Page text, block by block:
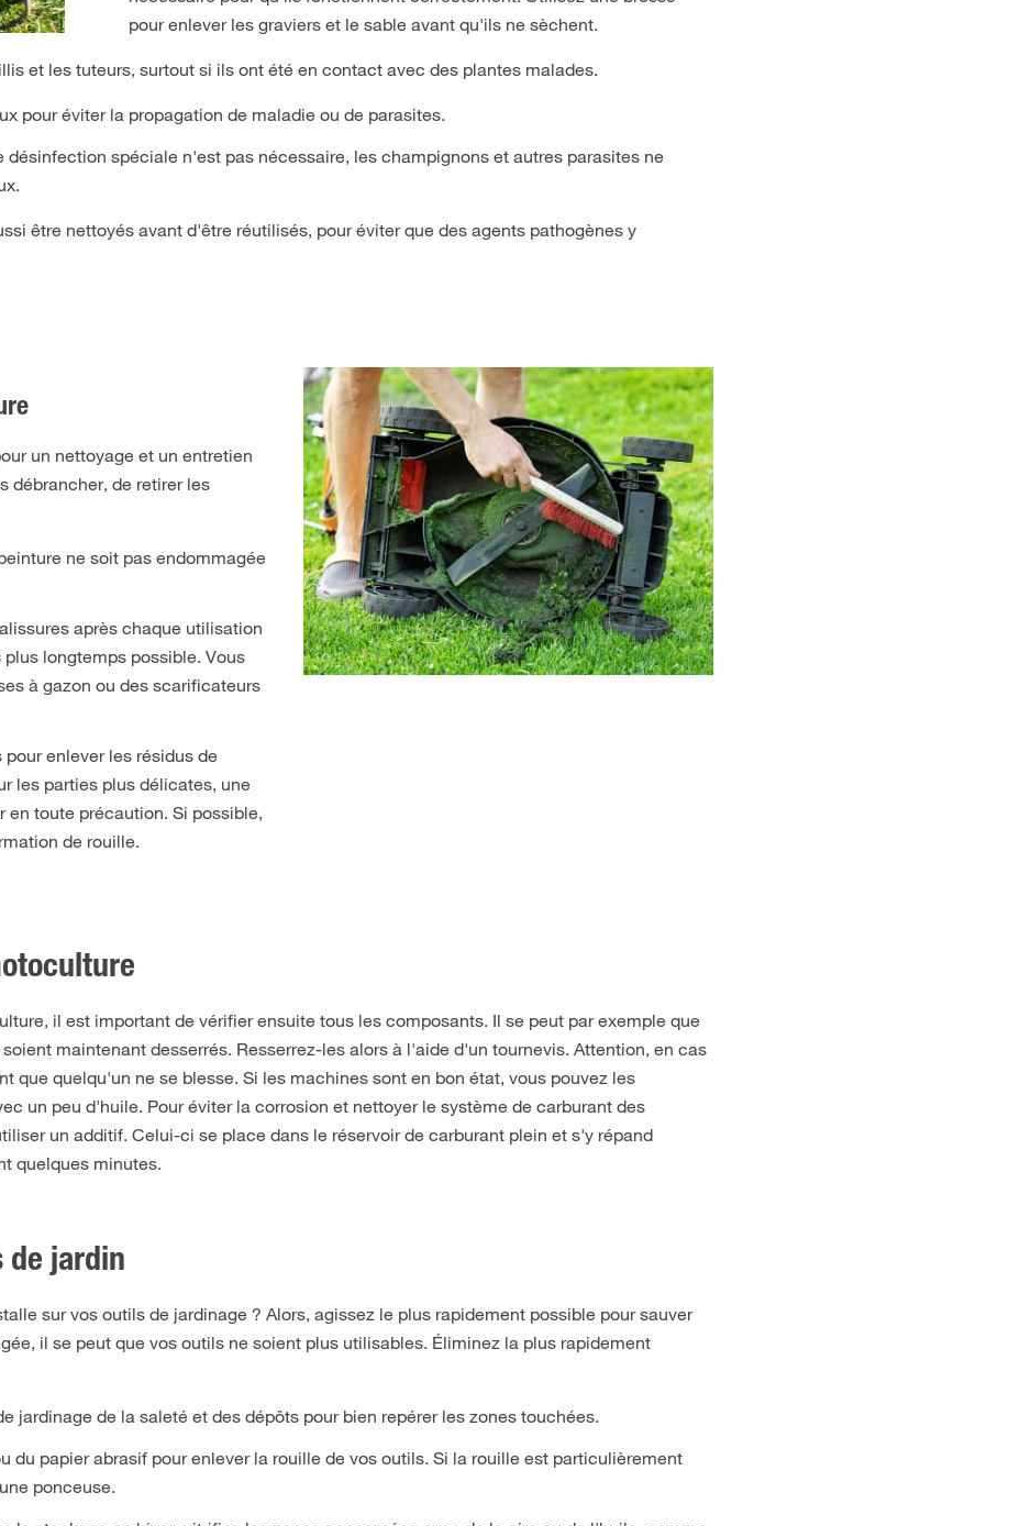
pour enlever les graviers et le sable avant qu'ils ne sèchent.
et les tuteurs, surtout si ils ont été en contact avec des plantes malades.
pour éviter la propagation de maladie ou de parasites.
désinfection spéciale n'est pas nécessaire, les champignons et autres parasites ne
être nettoyés avant d'être réutilisés, pour éviter que des agents pathogènes y
un nettoyage et un entretien
débrancher, de retirer les
ne soit pas endommagée
après chaque utilisation
longtemps possible. Vous
à gazon ou des scarificateurs
enlever les résidus de
les parties plus délicates, une
en toute précaution. Si possible,
de rouille.
il est important de vérifier ensuite tous les composants. Il se peut par exemple que
maintenant desserrés. Resserrez-les alors à l'aide d'un tournevis. Attention, en cas
que quelqu'un ne se blesse. Si les machines sont en bon état, vous pouvez les
un peu d'huile. Pour éviter la corrosion et nettoyer le système de carburant des
un additif. Celui-ci se place dans le réservoir de carburant plein et s'y répand
quelques minutes.
de jardin
sur vos outils de jardinage ? Alors, agissez le plus rapidement possible pour sauver
il se peut que vos outils ne soient plus utilisables. Éliminez la plus rapidement
jardinage de la saleté et des dépôts pour bien repérer les zones touchées.
du papier abrasif pour enlever la rouille de vos outils. Si la rouille est particulièrement
ponceuse.